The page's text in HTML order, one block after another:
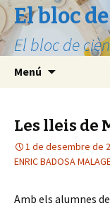
El bloc
El bloc de
Menú
Les lleis de
1 de desembre de
ENRIC BADOSA
Amb els alumnes